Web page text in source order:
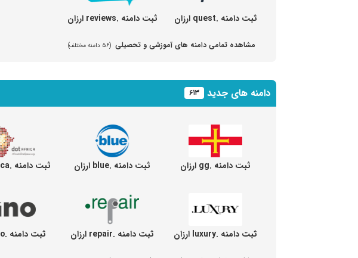
ثبت دامنه .quest ارزان ثبت دامنه .reviews ارزان
مشاهده تمامی دامنه های آموزشی و تحصیلی (۵۶ دامنه مختلف)
دامنه های جدید ۶۱۳
ثبت دامنه .gg ارزان ثبت دامنه .blue ارزان ثبت دامنه .africa ارزان
ثبت دامنه .luxury ارزان ثبت دامنه .repair ارزان ثبت دامنه .uno ارزان